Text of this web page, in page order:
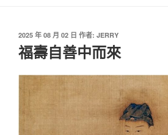
發
佈
於
2025 年 08 月 02 日 作者: JERRY
福壽自善中而來